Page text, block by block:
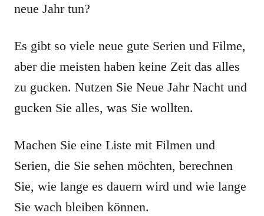
neue Jahr tun?
Es gibt so viele neue gute Serien und Filme,
aber die meisten haben keine Zeit das alles
zu gucken. Nutzen Sie Neue Jahr Nacht und
gucken Sie alles, was Sie wollten.
Machen Sie eine Liste mit Filmen und
Serien, die Sie sehen möchten, berechnen
Sie, wie lange es dauern wird und wie lange
Sie wach bleiben können.